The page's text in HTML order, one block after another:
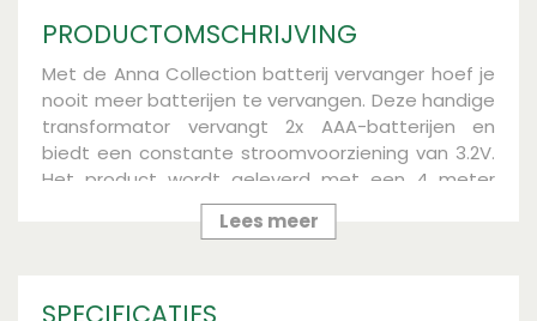
PRODUCTOMSCHRIJVING
Met de Anna Collection batterij vervanger hoef je
nooit meer batterijen te vervangen. Deze handige
transformator vervangt 2x AAA-batterijen en
biedt een constante stroomvoorziening van 3.2V.
Het product wordt geleverd met een 4 meter
lang aanloopsnoer, wat zorgt voor extra
flexibiliteit en gemak bij het aansluiten van je
Lees meer